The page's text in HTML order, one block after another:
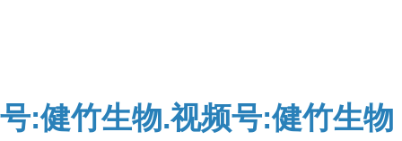
号:健竹生物.视频号:健竹生物